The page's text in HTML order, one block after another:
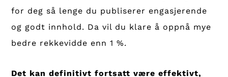
for deg så lenge du publiserer engasjerende
og godt innhold. Da vil du klare å oppnå mye
bedre rekkevidde enn 1 %.
Det kan definitivt fortsatt være effektivt,